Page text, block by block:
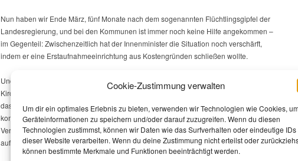
Cookie-Zustimmung verwalten
Um dir ein optimales Erlebnis zu bieten, verwenden wir Technologien wie Cookies,
Geräteinformationen zu speichern und/oder darauf zuzugreifen. Wenn du diesen
Technologien zustimmst, können wir Daten wie das Surfverhalten oder eindeutige IDs
dieser Website verarbeiten. Wenn du deine Zustimmung nicht erteilst oder
können bestimmte Merkmale und Funktionen beeinträchtigt werden.
Nun haben wir Ende März, fünf Monate nach dem sogenannten Flüchtlingsgipfel der
Landesregierung, und bei den Kommunen ist immer noch keine Hilfe angekommen –
im Gegenteil: Zwischenzeitlich hat der Innenminister die Situation noch verschärft,
indem er eine Erstaufnahmeeinrichtung aus Kostengründen schließen wollte.
Und selbst wenn Sie sich jetzt geeinigt haben, diese Einrichtung in Doberlug-
Kirchhain am Netz zu lassen: Der Schaden ist da. Die Hälfte des Fachpersonals hat
das Weite gesucht, und die noch verbliebenen 35 Mitarbeiter werden in der
kommenden Woche ihre Kündigung erhalten, wenn das Land bis dahin nicht den
Vertrag mit dem DRK verlängert hat. Ich hoffe, wenigstens das bekommen Sie dann
auf die Reihe, Herr Innenminister.